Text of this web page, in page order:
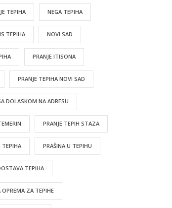
TEPIHA NEGA TEPIHA
TEPIHA NOVI SAD
PRANJE ITISONA
PRANJE TEPIHA NOVI SAD
DOLASKOM NA ADRESU
PRANJE TEPIH STAZA
TEPIHA PRAŠINA U TEPIHU
TEPIHA
OPREMA ZA TEPIHE